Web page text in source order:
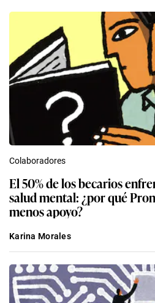
Colaboradores
El 50% de los becarios
salud mental: ¿por qué
menos apoyo?
Karina Morales